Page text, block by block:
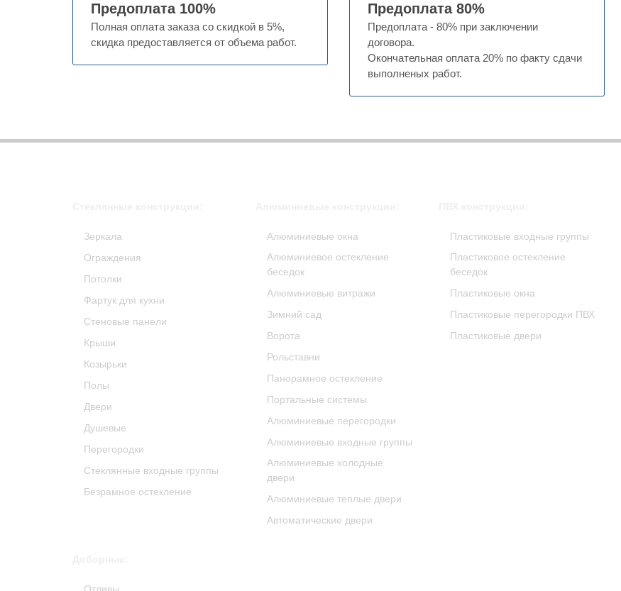
Предоплата 100%
Полная оплата заказа со скидкой в 5%,
скидка предоставляется от объема работ.
Предоплата 80%
Предоплата - 80% при заключении
договора.
Окончательная оплата 20% по факту сдачи
выполненых работ.
Зеркала
Ограждения
Потолки
Фартук для кухни
Стеновые панели
Крыши
Козырьки
Полы
Двери
Душевые
Перегородки
Стеклянные входные группы
Безрамное остекление
Алюминиевые окна
Алюминиевое остекление
беседок
Алюминиевые витражи
Зимний сад
Ворота
Рольставни
Панорамное остекление
Портальные системы
Алюминиевые перегородки
Алюминиевые входные группы
Алюминиевые холодные
двери
Алюминиевые теплые двери
Автоматические двери
Пластиковые входные группы
Пластиковое остекление
беседок
Пластиковые окна
Пластиковые перегородки ПВХ
Пластиковые двери